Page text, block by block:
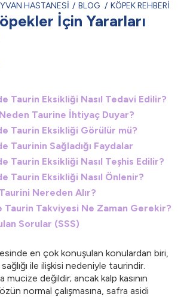
HASTANESİ BLOG KÖPEK REHBERİ
İçin Yararları
Taurin Eksikliği Nasıl Tedavi Edilir?
Taurine İhtiyaç Duyar?
Taurin Eksikliği Görülür mü?
Taurinin Sağladığı Faydalar
Taurin Eksikliği Nasıl Teşhis Edilir?
Taurin Eksikliği Nasıl Önlenir?
Nereden Alır?
Taurin Takviyesi Ne Zaman Gerekir?
Sorular (SSS)
en çok konuşulan konulardan biri,
ile ilişkisi nedeniyle taurindir.
mucize değildir; ancak kalp kasının
normal çalışmasına, safra asidi